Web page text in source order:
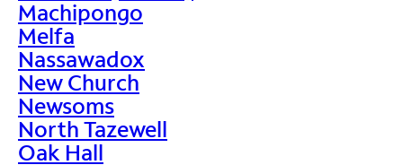
Machipongo
Melfa
Nassawadox
New Church
Newsoms
North Tazewell
Oak Hall